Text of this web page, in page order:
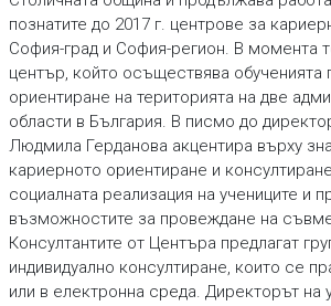
познатите до 2017 г. центрове за
София-град и София-регион. В момента
център, който осъществява обученията
ориентиране на територията на две
области в България. В писмо до
Людмила Герданова акцентира върху
кариерното ориентиране и
социалната реализация на учениците и
възможностите за провеждане на
Консултантите от Центъра предлагат
индивидуално консултиране, които се
или в електронна среда. Директорът на